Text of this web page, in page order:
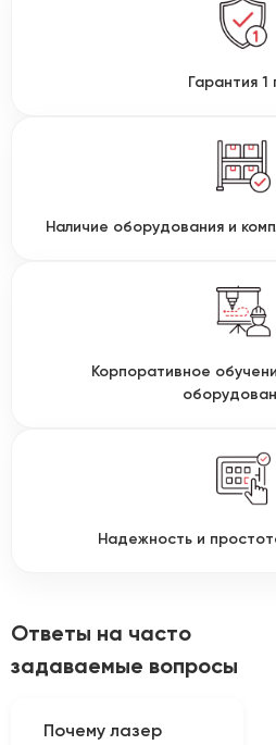
Гарантия 1
Наличие оборудования и
Корпоративное
Надежность и
Ответы на часто
задаваемые вопросы
Почему лазер